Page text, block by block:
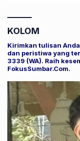
KOLOM
Kirimkan tulisan
dan peristiwa yang
3339 (WA). Raih
FokusSumbar.Com.